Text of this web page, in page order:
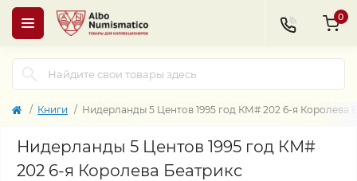
0
Книги Нидерланды 5 Центов 1995 год КМ# 202 6-я Королева
Нидерланды 5 Центов 1995 год КМ#
202 6-я Королева Беатрикс